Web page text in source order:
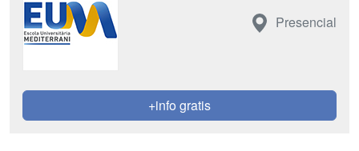
Presencial
+info gratis